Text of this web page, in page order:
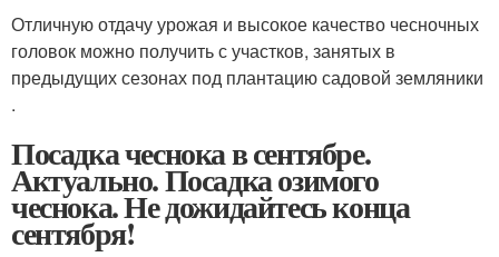
Отличную отдачу урожая и высокое качество чесночных
головок можно получить с участков, занятых в
предыдущих сезонах под плантацию садовой земляники
.
Посадка чеснока в сентябре.
Актуально. Посадка озимого
чеснока. Не дожидайтесь конца
сентября!